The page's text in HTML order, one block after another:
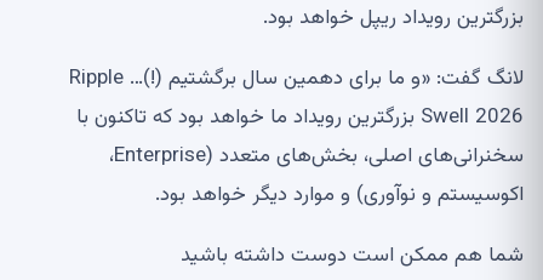
بزرگترین رویداد ریپل خواهد بود.
لانگ گفت: «و ما برای دهمین سال برگشتیم (!)… Ripple
Swell 2026 بزرگترین رویداد ما خواهد بود که تاکنون با
سخنرانی‌های اصلی، بخش‌های متعدد (Enterprise،
اکوسیستم و نوآوری) و موارد دیگر خواهد بود.
شما هم ممکن است دوست داشته باشید